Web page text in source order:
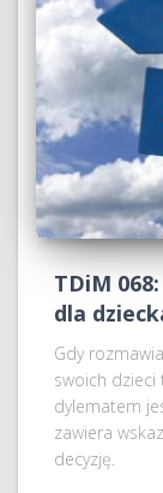
TDiM
dla
Gdy
swoich dzieci
dylematem
zawiera
decyzję.